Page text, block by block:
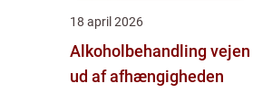
18 april 2026
Alkoholbehandling vejen
ud af afhængigheden